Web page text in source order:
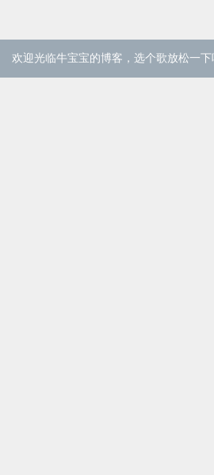
欢迎光临牛宝宝的博客，选个歌放松一下